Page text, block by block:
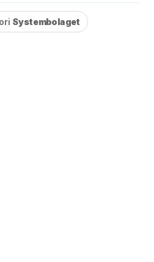
Systembolaget